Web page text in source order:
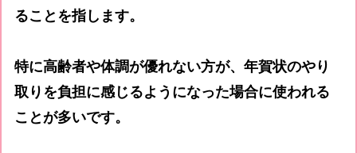
ることを指します。
特に高齢者や体調が優れない方が、年賀状のやり
取りを負担に感じるようになった場合に使われる
ことが多いです。